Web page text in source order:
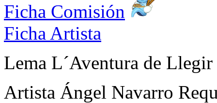
Ficha Comisión
Ficha Artista
Lema L´Aventura de Llegir
Artista Ángel Navarro